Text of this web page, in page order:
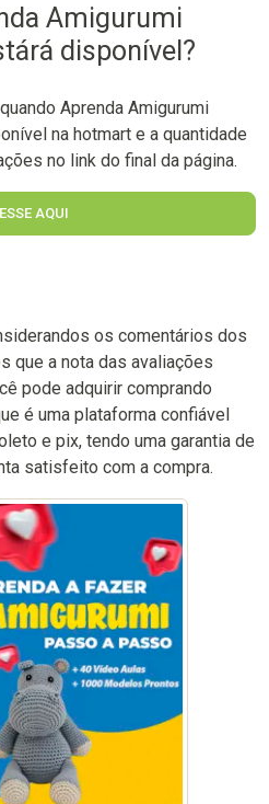
Amigurumi
disponível?
Aprenda Amigurumi
na hotmart e a quantidade
no link do final da página.
AQUI
os comentários dos
que a nota das avaliações
pode adquirir comprando
é uma plataforma confiável
e pix, tendo uma garantia de
satisfeito com a compra.